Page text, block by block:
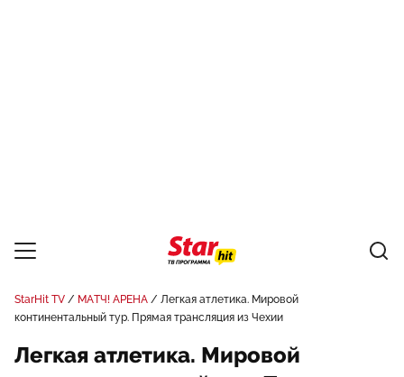
StarHit TV МАТЧ! АРЕНА
Легкая атлетика. Мировой
континентальный тур. Прямая трансляция из Чехии
Легкая атлетика. Мировой